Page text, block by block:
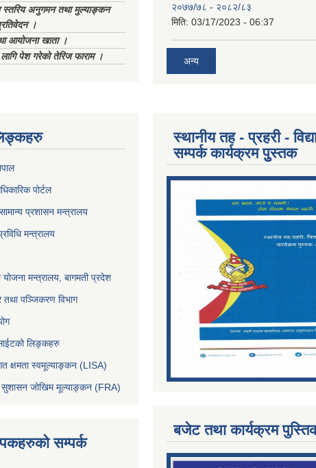
स्तरिय अनुगमन तथा मुल्याङ्कन
।
आयोजना खाता ।
पेश गरेको तेरिज फाराम ।
२०७७/७८ - २०८२/८३
मिति: 03/17/2023 - 06:37
अन्य
पोर्टल
प्रशासन मन्त्रालय
मन्त्रालय
योजना मन्त्रालय, बागमती प्रदेश
तथा पञ्जिकरण विभाग
लिङ्कहरु
क्षमता स्वमूल्याङ्कन (LISA)
सुशासन जोखिम मूल्याङ्कन (FRA)
सम्पर्क
स्थानीय तह - प्रहरी -
सम्पर्क कार्यक्रम पुुस्तक
बजेट तथा कार्यक्रम